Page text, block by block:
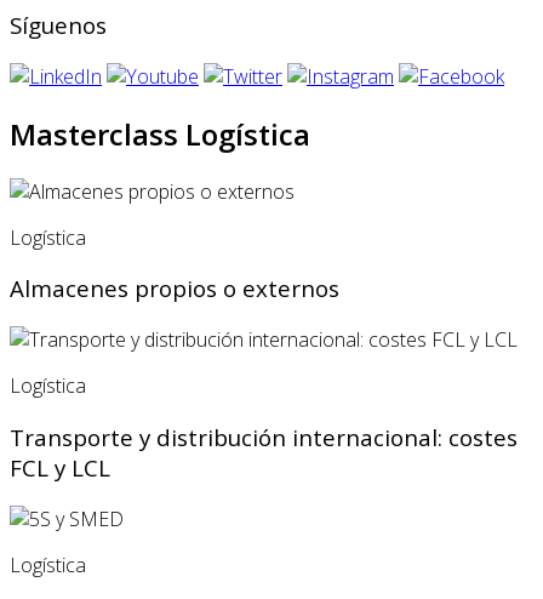
Síguenos
Masterclass Logística
Logística
Almacenes propios o externos
Logística
Transporte y distribución internacional: costes
FCL y LCL
Logística